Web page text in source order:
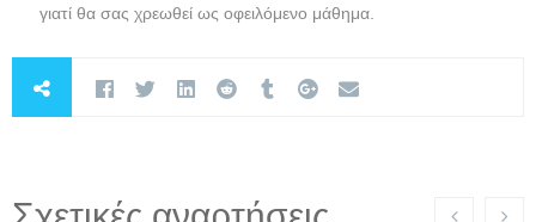
γιατί θα σας χρεωθεί ως οφειλόμενο μάθημα.